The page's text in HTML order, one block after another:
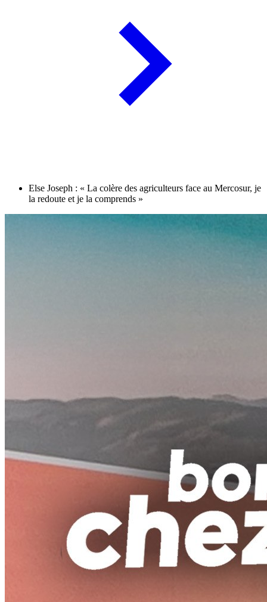
Else Joseph : « La colère des agriculteurs face au Mercosur, je
la redoute et je la comprends »